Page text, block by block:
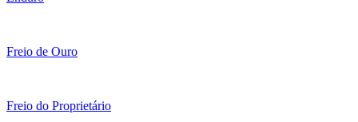
Freio de Ouro
Freio do Proprietário